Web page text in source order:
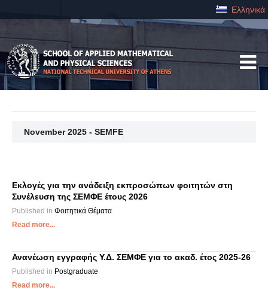
Ελληνικά
November 2025 - SEMFE
Εκλογές για την ανάδειξη εκπροσώπων φοιτητών στη
Συνέλευση της ΣΕΜΦΕ έτους 2026
Published in Φοιτητικά Θέματα
Read more...
Ανανέωση εγγραφής Υ.Δ. ΣΕΜΦΕ για το ακαδ. έτος 2025-26
Published in Postgraduate
Read more...